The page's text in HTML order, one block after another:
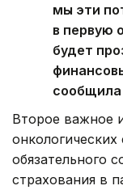
мы эти
в первую
будет
Второе важное
обязательного
страхования в